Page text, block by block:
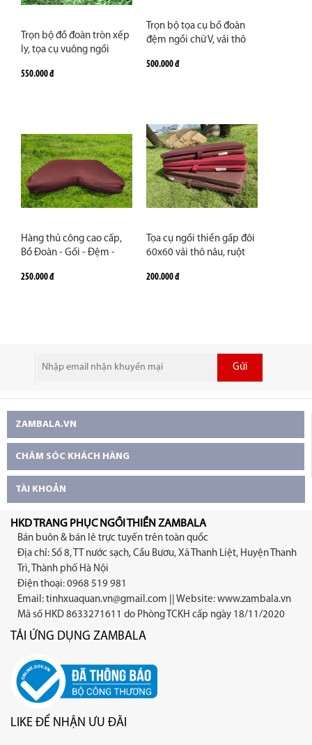
Trọn bộ đồ đoàn tròn xếp
ly, tọa cụ vuông ngồi
bông gạo thiên nhiên,
550.000 đ
Hàng thủ công cao cấp,
Bồ Đoàn - Gối - Đệm -
kaki nhập khẩu hỗ trợ
250.000 đ
Trọn bộ tọa cụ bồ đoàn
đệm ngồi chữ V, vải thô
lâu không nhức mỏi
500.000 đ
Tọa cụ ngồi thiền gấp đôi
60x60 vải thô nâu, ruột
chuyển dễ dàng phù hợp
200.000 đ
Gửi
ZAMBALA.VN
CHĂM SÓC KHÁCH HÀNG
TÀI KHOẢN
HKD TRANG PHỤC NGỒI THIỀN ZAMBALA
Bán buôn & bán lẻ trực tuyến trên toàn quốc
Địa chỉ: Số 8, TT nước sạch, Cầu Bươu, Xã Thanh Liệt, Huyện Thanh
Trì, Thành phố Hà Nội
Điện thoại: 0968 519 981
Email: tinhxuaquan.vn@gmail.com || Website: www.zambala.vn
Mã số HKD 8633271611 do Phòng TCKH cấp ngày 18/11/2020
TẢI ỨNG DỤNG ZAMBALA
LIKE ĐỂ NHẬN ƯU ĐÃI